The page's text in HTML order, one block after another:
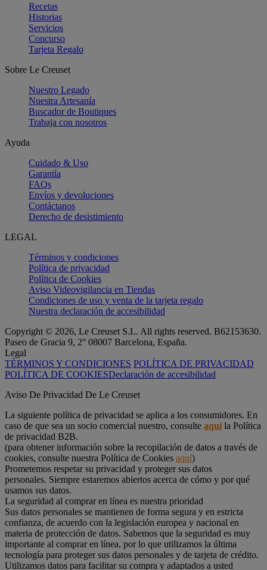
Recetas
Historias
Servicios
Concurso
Tarjeta Regalo
Sobre Le Creuset
Nuestro Legado
Nuestra Artesanía
Buscador de Boutiques
Trabaja con nosotros
Ayuda
Cuidado & Uso
Garantía
FAQs
Envíos y devoluciones
Contáctanos
Derecho de desistimiento
LEGAL
Términos y condiciones
Política de privacidad
Política de Cookies
Aviso Videovigilancia en Tiendas
Condiciones de uso y venta de la tarjeta regalo
Nuestra declaración de accesibilidad
Copyright © 2026, Le Creuset S.L. All rights reserved. B62153630.
Paseo de Gracia 9, 2° 08007 Barcelona, España.
Legal
TÉRMINOS Y CONDICIONES POLÍTICA DE PRIVACIDAD
POLÍTICA DE COOKIESDeclaración de accesibilidad
Aviso De Privacidad De Le Creuset
La siguiente política de privacidad se aplica a los consumidores. En
caso de que sea un socio comercial nuestro, consulte aquíla Política
de privacidad B2B.
(para obtener información sobre la recopilación de datos a través de
cookies, consulte nuestra Política de Cookies aquí)
Prometemos respetar su privacidad y proteger sus datos
personales. Siempre estaremos abiertos acerca de cómo y por qué
usamos sus datos.
La seguridad al comprar en línea es nuestra prioridad
Sus datos personales se mantienen de forma segura y en estricta
confianza, de acuerdo con la legislación europea y nacional en
materia de protección de datos. Sabemos que la seguridad es muy
importante al comprar en línea, por lo que utilizamos la última
tecnología para proteger sus datos personales y de tarjeta de crédito.
Utilizamos datos para facilitar su compra y adaptados a usted